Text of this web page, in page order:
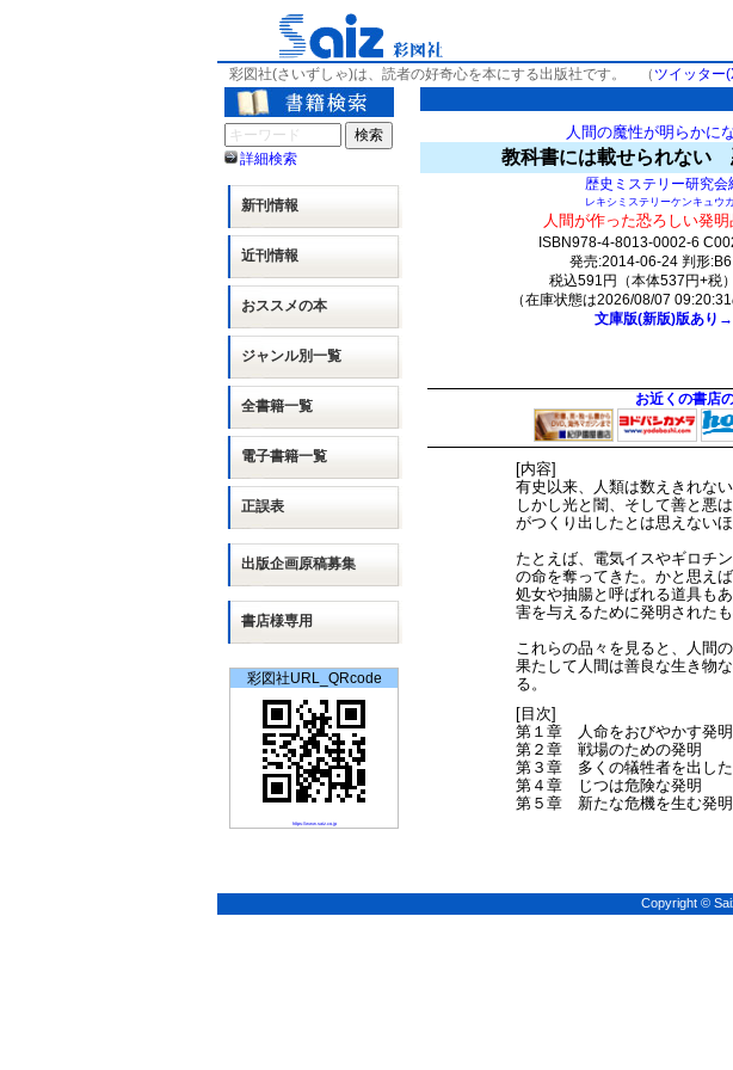
彩図社(さいずしゃ)は、読者の好奇心を本にする出版社です。
（ ツイッター
詳細検索
新刊情報
近刊情報
おススメの本
ジャンル別一覧
全書籍一覧
電子書籍一覧
正誤表
出版企画原稿募集
書店様専用
彩図社URL_QRcode
https://www.saiz.co.jp
人間の魔性が明らかに
教科書には載せられない
歴史ミステリー研究会
レキシミステリーケンキュウ
人間が作った恐ろしい発明
ISBN978-4-8013-0002-6
発売:2014-06-24 判形:B6
税込591円（本体537円+税）
（在庫状態は2026/08/07 09:20:31
文庫版(新版)版あり→
お近くの書店
[内容]
有史以来、人類は数えきれな
しかし光と闇、そして善と悪
がつくり出したとは思えない
たとえば、電気イスやギロチ
の命を奪ってきた。かと思え
処女や抽腸と呼ばれる道具も
害を与えるために発明されたも
これらの品々を見ると、人間
果たして人間は善良な生き物
る。
[目次]
第１章 人命をおびやかす発明
第２章 戦場のための発明
第３章 多くの犠牲者を出し
第４章 じつは危険な発明
第５章 新たな危機を生む発明
Copyright ©